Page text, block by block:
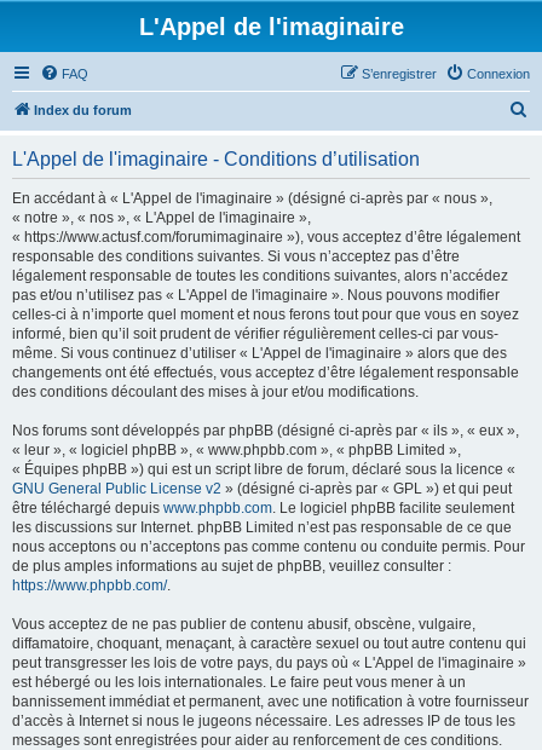
L'Appel de l'imaginaire
FAQ Connexion
S’enregistrer
Index du forum
L'Appel de l'imaginaire - Conditions d’utilisation
En accédant à « L'Appel de l'imaginaire » (désigné ci-après par « nous »,
« notre », « nos », « L'Appel de l'imaginaire »,
« https://www.actusf.com/forumimaginaire »), vous acceptez d’être légalement
responsable des conditions suivantes. Si vous n’acceptez pas d’être
légalement responsable de toutes les conditions suivantes, alors n’accédez
pas et/ou n’utilisez pas « L'Appel de l'imaginaire ». Nous pouvons modifier
celles-ci à n’importe quel moment et nous ferons tout pour que vous en soyez
informé, bien qu’il soit prudent de vérifier régulièrement celles-ci par vous-
même. Si vous continuez d’utiliser « L'Appel de l'imaginaire » alors que des
changements ont été effectués, vous acceptez d’être légalement responsable
des conditions découlant des mises à jour et/ou modifications.
Nos forums sont développés par phpBB (désigné ci-après par « ils », « eux »,
« leur », « logiciel phpBB », « www.phpbb.com », « phpBB Limited »,
« Équipes phpBB ») qui est un script libre de forum, déclaré sous la licence «
GNU General Public License v2 » (désigné ci-après par « GPL ») et qui peut
être téléchargé depuis www.phpbb.com. Le logiciel phpBB facilite seulement
les discussions sur Internet. phpBB Limited n’est pas responsable de ce que
nous acceptons ou n’acceptons pas comme contenu ou conduite permis. Pour
de plus amples informations au sujet de phpBB, veuillez consulter :
https://www.phpbb.com/.
Vous acceptez de ne pas publier de contenu abusif, obscène, vulgaire,
diffamatoire, choquant, menaçant, à caractère sexuel ou tout autre contenu qui
peut transgresser les lois de votre pays, du pays où « L'Appel de l'imaginaire »
est hébergé ou les lois internationales. Le faire peut vous mener à un
bannissement immédiat et permanent, avec une notification à votre fournisseur
d’accès à Internet si nous le jugeons nécessaire. Les adresses IP de tous les
messages sont enregistrées pour aider au renforcement de ces conditions.